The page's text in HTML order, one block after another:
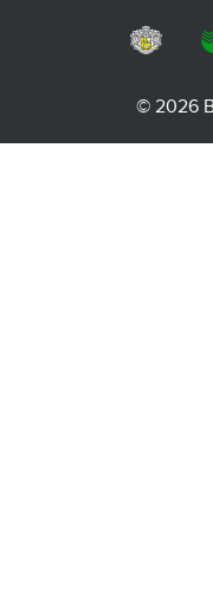
© 2026